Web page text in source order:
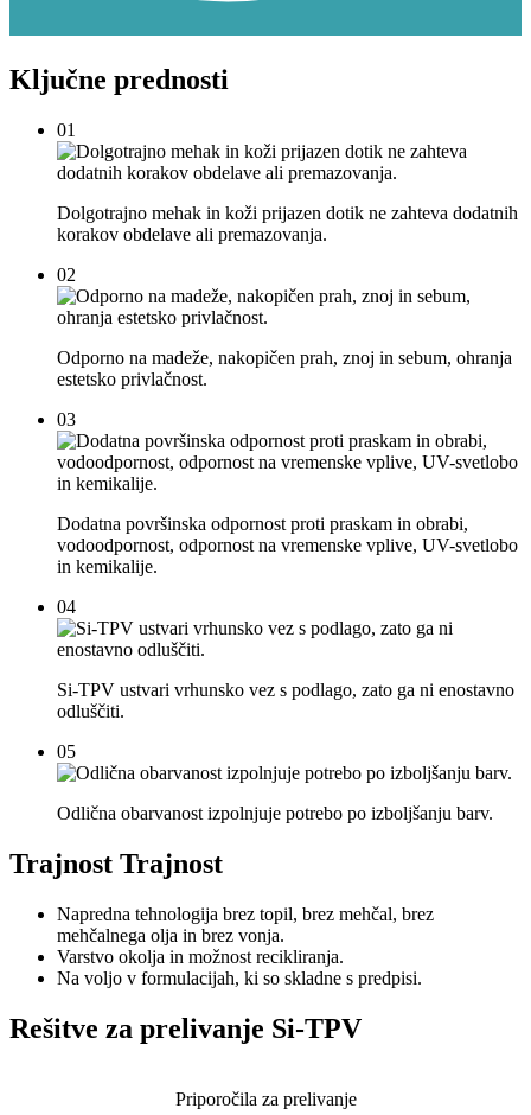
Ključne prednosti
01
Dolgotrajno mehak in koži prijazen dotik ne zahteva dodatnih
korakov obdelave ali premazovanja.
02
Odporno na madeže, nakopičen prah, znoj in sebum, ohranja
estetsko privlačnost.
03
Dodatna površinska odpornost proti praskam in obrabi,
vodoodpornost, odpornost na vremenske vplive, UV-svetlobo
in kemikalije.
04
Si-TPV ustvari vrhunsko vez s podlago, zato ga ni enostavno
odluščiti.
05
Odlična obarvanost izpolnjuje potrebo po izboljšanju barv.
Trajnost Trajnost
Napredna tehnologija brez topil, brez mehčal, brez
mehčalnega olja in brez vonja.
Varstvo okolja in možnost recikliranja.
Na voljo v formulacijah, ki so skladne s predpisi.
Rešitve za prelivanje Si-TPV
Priporočila za prelivanje